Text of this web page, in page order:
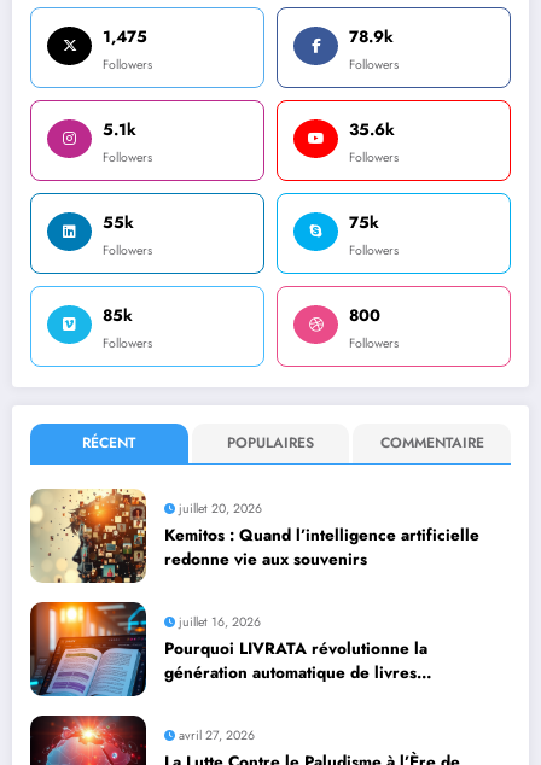
1,475
Followers
78.9k
Followers
5.1k
Followers
35.6k
Followers
55k
Followers
75k
Followers
85k
Followers
800
Followers
RÉCENT POPULAIRES COMMENTAIRE
juillet 20, 2026
Kemitos : Quand l’intelligence artificielle
redonne vie aux souvenirs
juillet 16, 2026
Pourquoi LIVRATA révolutionne la
génération automatique de livres
avril 27, 2026